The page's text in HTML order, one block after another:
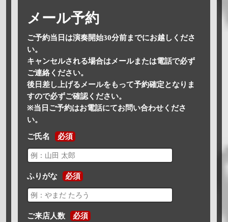
メール予約
ご予約当日は演奏開始30分前までにお越しくださ
い。
キャンセルされる場合はメールまたは電話で必ず
ご連絡ください。
後日差し上げるメールをもって予約確定となりま
すので必ずご確認ください。
※当日ご予約はお電話にてお問い合わせくださ
い。
ご氏名 必須
ふりがな 必須
ご来店人数 必須